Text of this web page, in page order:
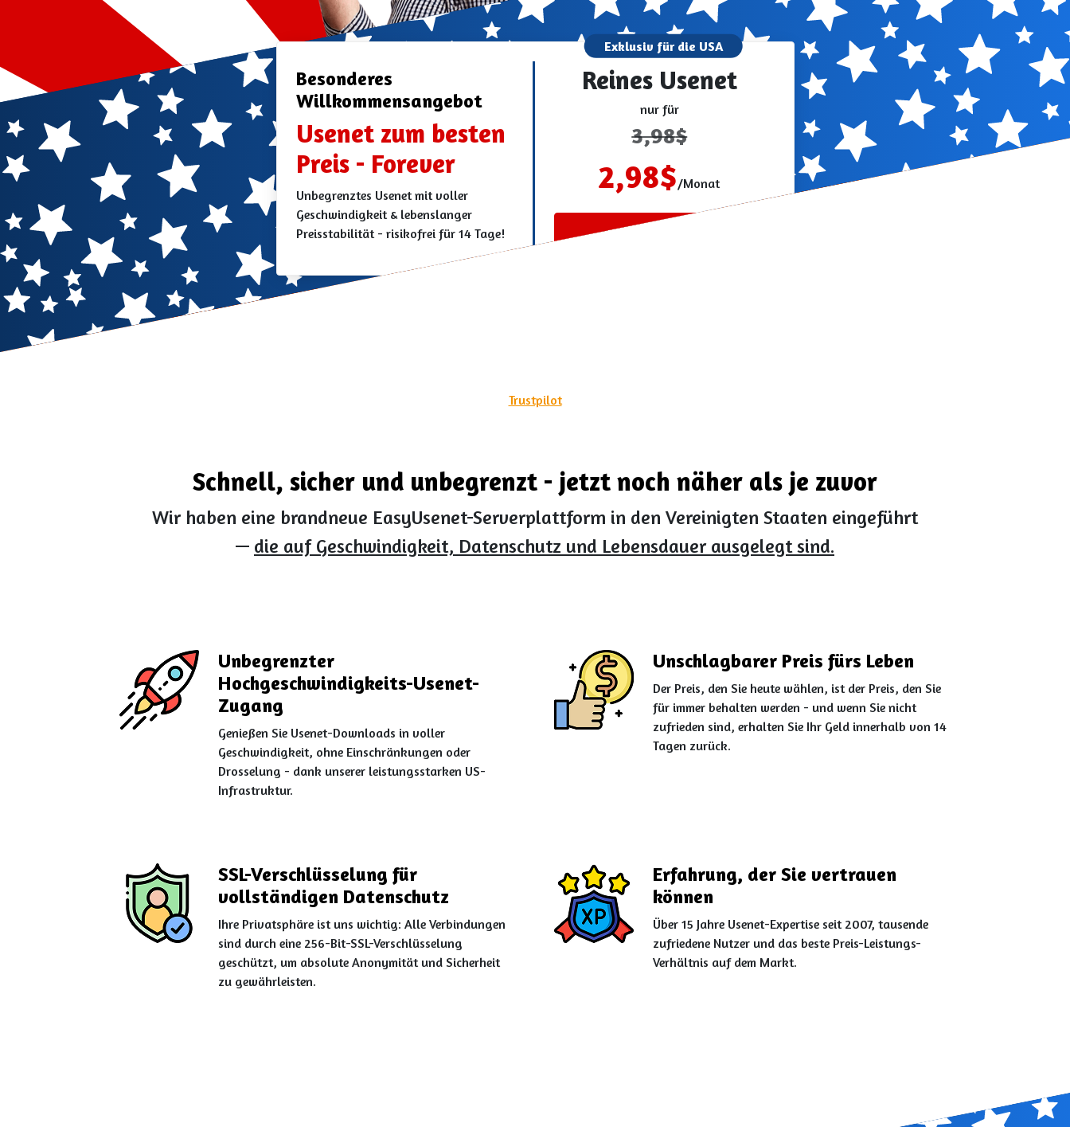
Besonderes
Willkommensangebot
Usenet zum besten
Preis - Forever
Unbegrenztes Usenet mit voller
Geschwindigkeit & lebenslanger
Preisstabilität - risikofrei für 14 Tage!
Exklusiv für die USA
Reines Usenet
nur für
3,98$
2,98$/Monat
Los geht's!
Trustpilot
Schnell, sicher und unbegrenzt - jetzt noch näher als je zuvor
Wir haben eine brandneue EasyUsenet-Serverplattform in den Vereinigten Staaten eingeführt
— die auf Geschwindigkeit, Datenschutz und Lebensdauer ausgelegt sind.
Unbegrenzter
Hochgeschwindigkeits-Usenet-
Zugang
Genießen Sie Usenet-Downloads in voller
Geschwindigkeit, ohne Einschränkungen oder
Drosselung - dank unserer leistungsstarken US-
Infrastruktur.
Unschlagbarer Preis fürs Leben
Der Preis, den Sie heute wählen, ist der Preis, den Sie
für immer behalten werden - und wenn Sie nicht
zufrieden sind, erhalten Sie Ihr Geld innerhalb von 14
Tagen zurück.
SSL-Verschlüsselung für
vollständigen Datenschutz
Ihre Privatsphäre ist uns wichtig: Alle Verbindungen
sind durch eine 256-Bit-SSL-Verschlüsselung
geschützt, um absolute Anonymität und Sicherheit
zu gewährleisten.
Erfahrung, der Sie vertrauen
können
Über 15 Jahre Usenet-Expertise seit 2007, tausende
zufriedene Nutzer und das beste Preis-Leistungs-
Verhältnis auf dem Markt.